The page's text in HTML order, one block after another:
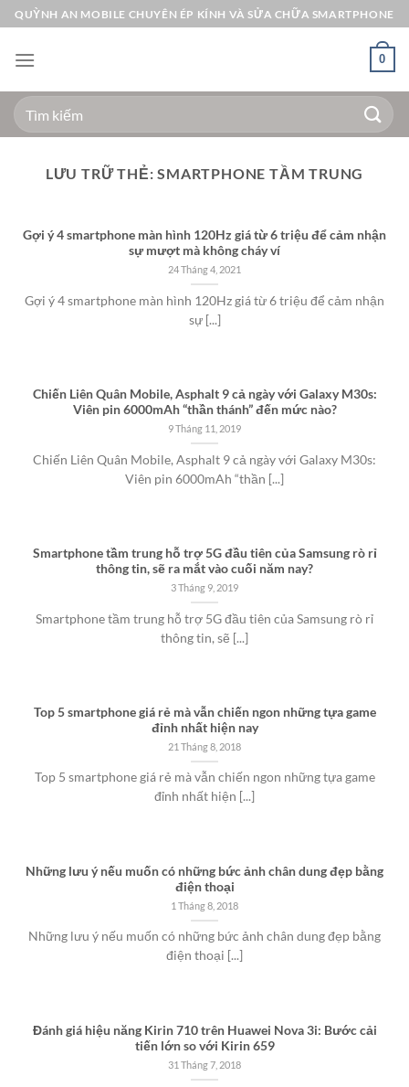
Bỏ
qua
nội
QUỲNH AN MOBILE CHUYÊN ÉP KÍNH VÀ SỬA CHỮA SMARTPHONE
0
Tìm
kiếm:
LƯU TRỮ THẺ:SMARTPHONE TẦM TRUNG
Gợi ý 4 smartphone màn hình 120Hz giá từ 6 triệu để cảm nhận
sự mượt mà không cháy ví
24 Tháng 4, 2021
Gợi ý 4 smartphone màn hình 120Hz giá từ 6 triệu để cảm nhận
sự [...]
Chiến Liên Quân Mobile, Asphalt 9 cả ngày với Galaxy M30s:
Viên pin 6000mAh “thần thánh” đến mức nào?
9 Tháng 11, 2019
Chiến Liên Quân Mobile, Asphalt 9 cả ngày với Galaxy M30s:
Viên pin 6000mAh “thần [...]
Smartphone tầm trung hỗ trợ 5G đầu tiên của Samsung rò rỉ
thông tin, sẽ ra mắt vào cuối năm nay?
3 Tháng 9, 2019
Smartphone tầm trung hỗ trợ 5G đầu tiên của Samsung rò rỉ
thông tin, sẽ [...]
Top 5 smartphone giá rẻ mà vẫn chiến ngon những tựa game
đỉnh nhất hiện nay
21 Tháng 8, 2018
Top 5 smartphone giá rẻ mà vẫn chiến ngon những tựa game
đỉnh nhất hiện [...]
Những lưu ý nếu muốn có những bức ảnh chân dung đẹp bằng
điện thoại
1 Tháng 8, 2018
Những lưu ý nếu muốn có những bức ảnh chân dung đẹp bằng
điện thoại [...]
Đánh giá hiệu năng Kirin 710 trên Huawei Nova 3i: Bước cải
tiến lớn so với Kirin 659
31 Tháng 7, 2018